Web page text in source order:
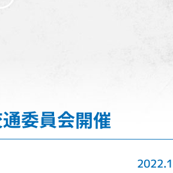
委員会開催